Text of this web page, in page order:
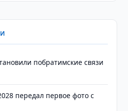
побратимские связи
передал первое фото с